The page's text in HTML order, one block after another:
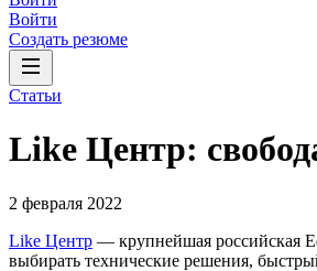
Войти
Создать резюме
Статьи
Like Центр:
2 февраля 2022
Like Центр — крупнейшая российская
выбирать технические решения,